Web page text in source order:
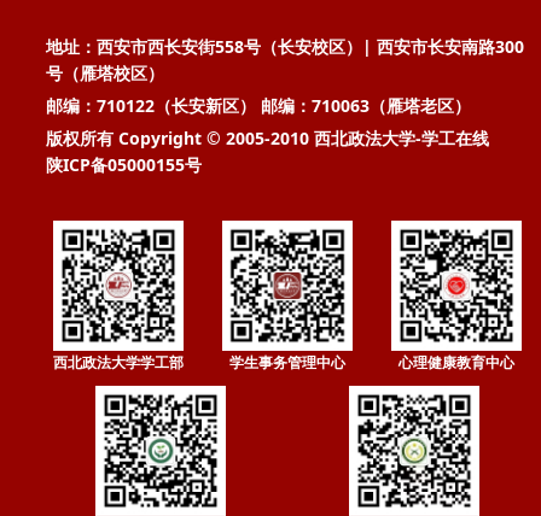
地址：西安市西长安街558号（长安校区）| 西安市长安南路300
号（雁塔校区）
邮编：710122（长安新区） 邮编：710063（雁塔老区）
版权所有 Copyright © 2005-2010 西北政法大学-学工在线
陕ICP备05000155号
西北政法大学学工部 学生事务管理中心 心理健康教育中心